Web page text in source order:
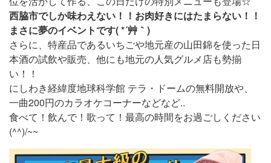
西脇市でしか味わえない！！お肉好きにはたまらない！！
まさに夢のイベントです( *´艸｀)
さらに、特産品であるいちごや地元産の山田錦を使った日
本酒の試飲や販売、他にも地元の人気グルメ店も勢揃
い！！
にしわき経緯度地球科学館 テラ・ドームの無料開放や、
一曲200円のカラオケコーナーなどなど..
食べて！飲んで！歌って！最高の時間をお過ごしください
(^^)/~~